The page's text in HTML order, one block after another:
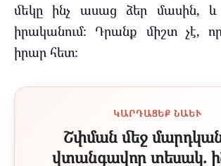
մեկը ինչ ասաց ձեր մասին,
իրականում։ Դրանք միշտ չէ,
իրար հետ։
ԿԱՐԴԱՑԵՔ ՆԱԵՒ
Շփման մեջ
վտանգավոր տեսակ.